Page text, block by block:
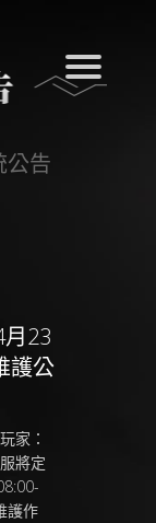
公告
月23
護公
家：
將定
護作